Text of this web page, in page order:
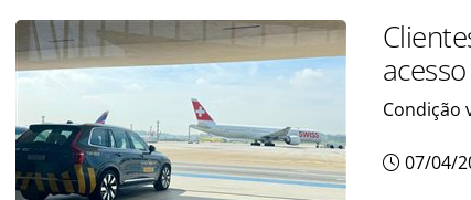
Condição
07/04/